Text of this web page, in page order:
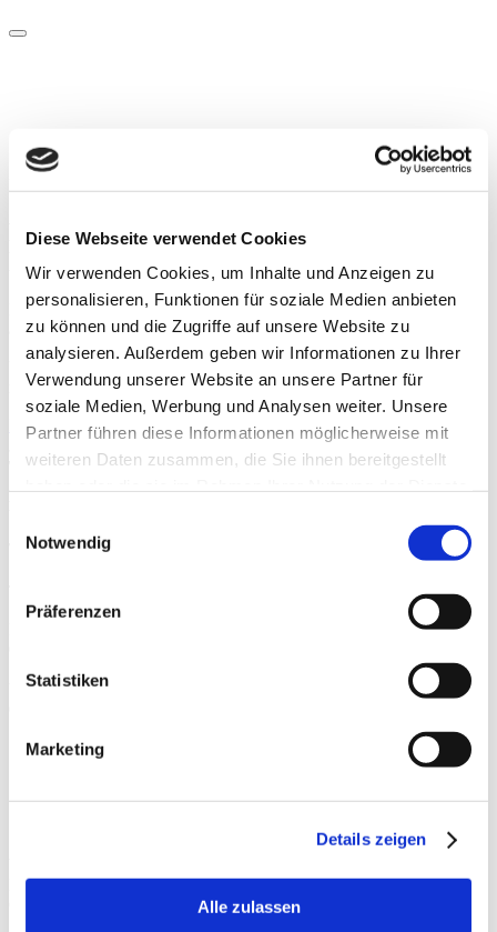
Diese Webseite verwendet Cookies
Wir verwenden Cookies, um Inhalte und Anzeigen zu
personalisieren, Funktionen für soziale Medien anbieten
zu können und die Zugriffe auf unsere Website zu
analysieren. Außerdem geben wir Informationen zu Ihrer
Verwendung unserer Website an unsere Partner für
soziale Medien, Werbung und Analysen weiter. Unsere
Partner führen diese Informationen möglicherweise mit
weiteren Daten zusammen, die Sie ihnen bereitgestellt
Selection
Notwendig
Präferenzen
Statistiken
Marketing
Details zeigen
Alle zulassen
PREMIUM Line Ultimate HCL: la
lumière devient un objet d’art
La douche dans cette maison individuelle est équipée de notre
armoire-miroir Schneider PREMIUM Line Ultimate HCL.
Un cadre lumineux à LED étroit l’entoure et marque son design
raffiné unique.
Informations complémentaires
Retour à l'aperçu
Thèmes supplémentaires
13h30 à 16h30
Vendredi
Jobs
Büntenrietstrasse 12